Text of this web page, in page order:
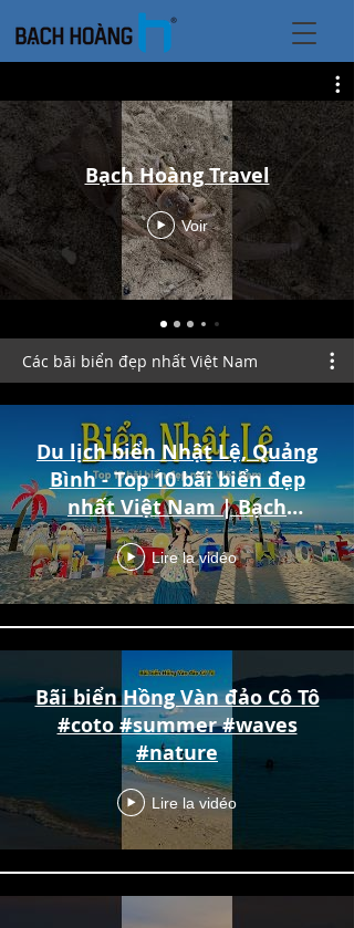
Bạch Hoàng Travel
Voir
Các bãi biển đẹp nhất Việt Nam
Du lịch biển Nhật Lệ, Quảng
Bình - Top 10 bãi biển đẹp
nhất Việt Nam | Bạch
Hoàng Travel
Lire la vidéo
Bãi biển Hồng Vàn đảo Cô Tô
#coto #summer #waves
#nature
Lire la vidéo